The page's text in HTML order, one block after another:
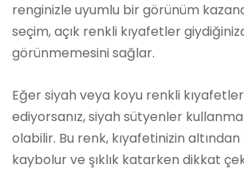
renginizle uyumlu bir görünüm
seçim, açık renkli kıyafetler
görünmemesini sağlar.
Eğer siyah veya koyu renkli
ediyorsanız, siyah sütyenler
olabilir. Bu renk, kıyafetinizin
kaybolur ve şıklık katarken dikkat